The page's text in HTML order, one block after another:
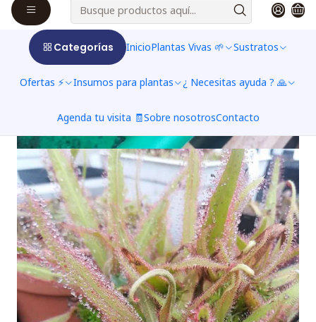
Categorías InicioPlantas Vivas 🌱 Sustratos
Ofertas ⚡ Insumos para plantas ¿ Necesitas ayuda ? 🙏
Agenda tu visita 🧾Sobre nosotrosContacto